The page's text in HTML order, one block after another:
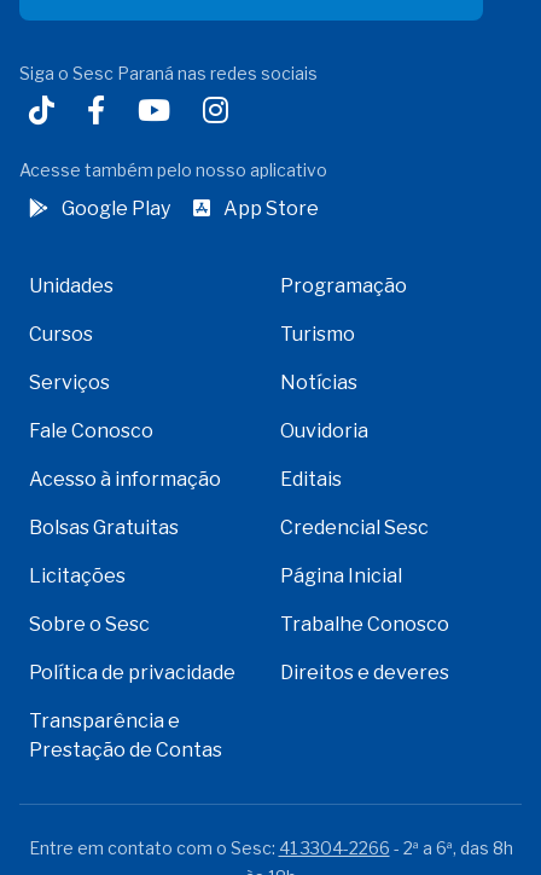
Siga o Sesc Paraná nas redes sociais
Acesse também pelo nosso aplicativo
Google Play App Store
Unidades Programação
Cursos Turismo
Serviços Notícias
Fale Conosco Ouvidoria
Acesso à informação Editais
Bolsas Gratuitas Credencial Sesc
Licitações Página Inicial
Sobre o Sesc Trabalhe Conosco
Política de privacidade Direitos e deveres
Transparência e
Prestação de Contas
Entre em contato com o Sesc: 41 3304-2266 - 2ª a 6ª, das 8h